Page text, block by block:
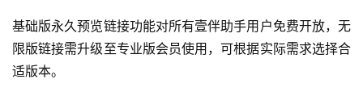
基础版永久预览链接功能对所有壹伴助手用户免费开放，无
限版链接需升级至专业版会员使用，可根据实际需求选择合
适版本。